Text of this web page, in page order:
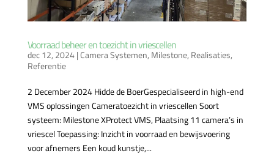
Voorraad beheer en toezicht in vriescellen
dec 12, 2024|Camera Systemen, Milestone, Realisaties,
Referentie
2 December 2024 Hidde de BoerGespecialiseerd in high-end
VMS oplossingen Cameratoezicht in vriescellen Soort
systeem: Milestone XProtect VMS, Plaatsing 11 camera’s in
vriescel Toepassing: Inzicht in voorraad en bewijsvoering
voor afnemers Een koud kunstje,...